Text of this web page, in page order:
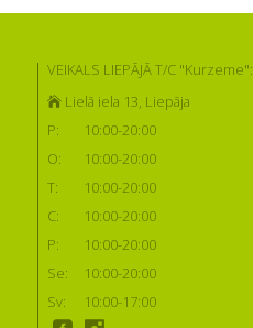
VEIKALS LIEPĀJĀ T/C "Kurzeme":
Lielā iela 13, Liepāja
P:
10:00-20:00
O:
10:00-20:00
T:
10:00-20:00
C:
10:00-20:00
P:
10:00-20:00
Se:
10:00-20:00
Sv:
10:00-17:00